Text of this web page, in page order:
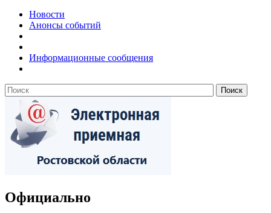
Новости
Анонсы событий
Информационные сообщения
Официально